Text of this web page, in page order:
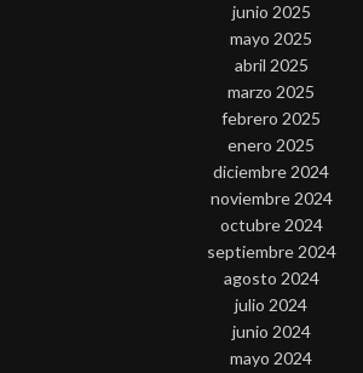
junio 2025
mayo 2025
abril 2025
marzo 2025
febrero 2025
enero 2025
diciembre 2024
noviembre 2024
octubre 2024
septiembre 2024
agosto 2024
julio 2024
junio 2024
mayo 2024